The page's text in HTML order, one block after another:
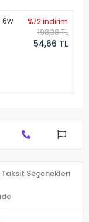
6w
%72 indirim
198,38 TL
54,66 TL
Taksit Seçenekleri